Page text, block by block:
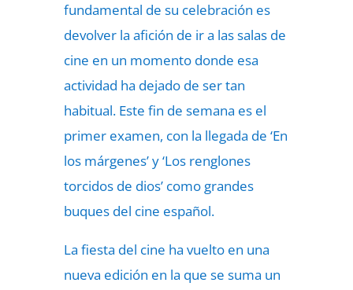
fundamental de su celebración es
devolver la afición de ir a las salas de
cine en un momento donde esa
actividad ha dejado de ser tan
habitual. Este fin de semana es el
primer examen, con la llegada de ‘En
los márgenes’ y ‘Los renglones
torcidos de dios’ como grandes
buques del cine español.
La fiesta del cine ha vuelto en una
nueva edición en la que se suma un